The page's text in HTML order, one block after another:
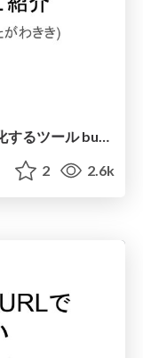
2 2.6k